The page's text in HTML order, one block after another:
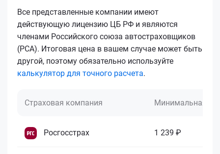
Все представленные компании имеют
действующую лицензию ЦБ РФ и являются
членами Российского союза автостраховщиков
(РСА). Итоговая цена в вашем случае может быть
другой, поэтому обязательно используйте
калькулятор для точного расчета.
Страховая компания Минимальная
Росгосстрах 1 239 ₽